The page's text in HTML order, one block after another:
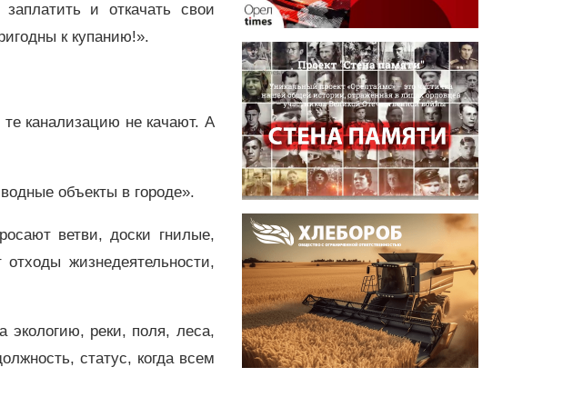
и откачать свои
к купанию!».
те канализацию не качают. А
объекты в городе».
ветви, доски гнилые,
жизнедеятельности,
экологию, реки, поля, леса,
статус, когда всем